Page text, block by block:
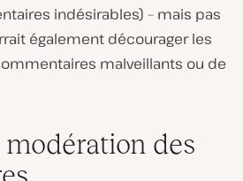
indésirables) – mais pas
également décourager les
malveillants ou de
des